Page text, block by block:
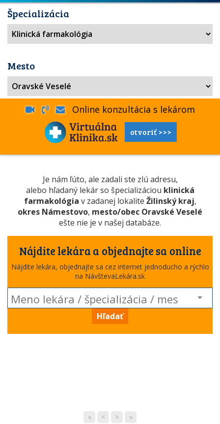
Špecializácia
Mesto
Online konzultácia s lekárom
otvoriť >>>
Je nám ľúto, ale zadali ste zlú adresu,
alebo hľadaný lekár so špecializáciou klinická
farmakológia v zadanej lokalite Žilinský kraj,
okres Námestovo, mesto/obec Oravské Veselé
ešte nie je v našej databáze.
Nájdite lekára a objednajte sa online
Nájdite lekára, objednajte sa cez internet jednoducho a rýchlo
na NávštevaLekára.sk
Hľadať
« < > »